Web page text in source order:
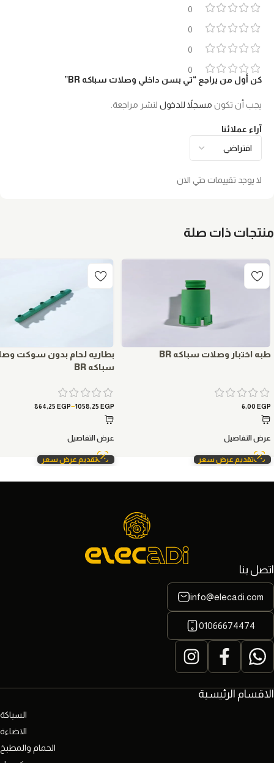
0
0
0
0
آراء عملائنا
لا يوجد تقييمات حتي الان
كن أول من يراجع “تي بسن داخلي وصلات سباكه BR”
يجب أن تكون مسجلاً للدخول لنشر مراجعة.
منتجات ذات صلة
طبه اختبار وصلات سباكه BR
6,00 EGP
عرض التفاصيل
تقديم عرض سعر
بطاريه لحام بدون سوكت
سباكه BR
864,25 EGP–1058,25 EGP
عرض التفاصيل
تقديم عرض سعر
الاقسام الرئيسية
السباكة
الاضاءة
الحمام والمطبخ
اتصل بنا
info@elecadi.com
01066674474